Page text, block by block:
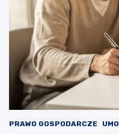
PRAWO GOSPODARCZE